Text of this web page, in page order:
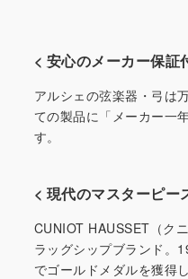
< 安心のメーカー保証
アルシェの弦楽器・弓は
ての製品に「メーカー一
す。
< 現代のマスターピー
CUNIOT HAUSSET（ク
ラッグシップブランド。
でゴールドメダルを獲得